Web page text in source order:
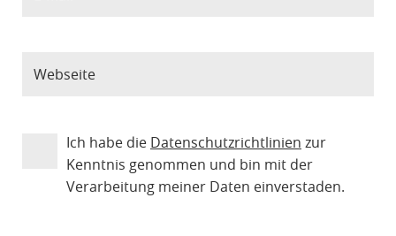
Ich habe die Datenschutzrichtlinien zur
Kenntnis genommen und bin mit der
Verarbeitung meiner Daten einverstaden.